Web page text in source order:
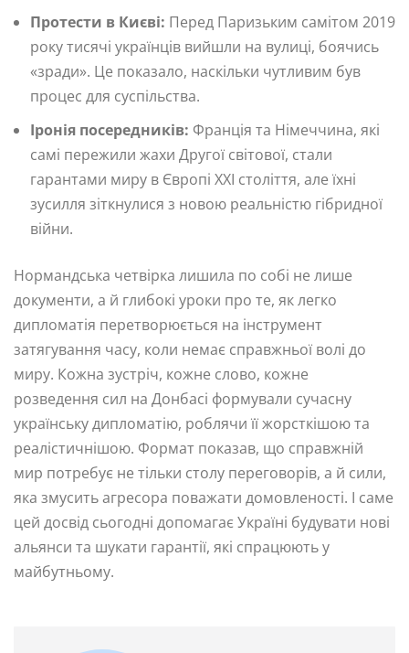
Протести в Києві: Перед Паризьким самітом 2019
року тисячі українців вийшли на вулиці, боячись
«зради». Це показало, наскільки чутливим був
процес для суспільства.
Іронія посередників: Франція та Німеччина, які
самі пережили жахи Другої світової, стали
гарантами миру в Європі XXI століття, але їхні
зусилля зіткнулися з новою реальністю гібридної
війни.
Нормандська четвірка лишила по собі не лише
документи, а й глибокі уроки про те, як легко
дипломатія перетворюється на інструмент
затягування часу, коли немає справжньої волі до
миру. Кожна зустріч, кожне слово, кожне
розведення сил на Донбасі формували сучасну
українську дипломатію, роблячи її жорсткішою та
реалістичнішою. Формат показав, що справжній
мир потребує не тільки столу переговорів, а й сили,
яка змусить агресора поважати домовленості. І саме
цей досвід сьогодні допомагає Україні будувати нові
альянси та шукати гарантії, які спрацюють у
майбутньому.